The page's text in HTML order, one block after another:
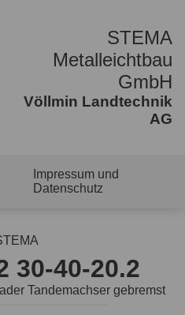
STEMA
Metalleichtbau
GmbH
Völlmin Landtechnik
AG
Impressum und
Datenschutz
30-40-20.2
Tandemachser gebremst